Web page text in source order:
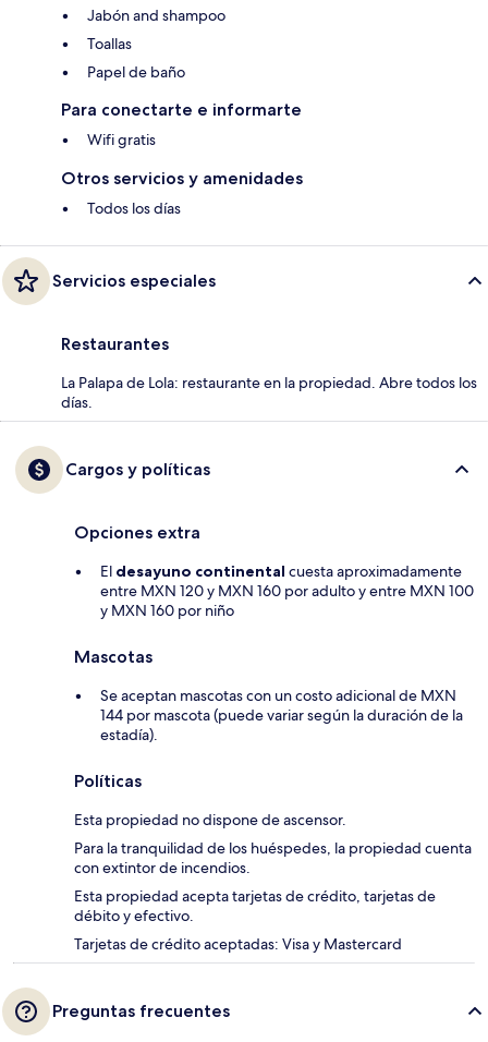
Jabón and shampoo
Toallas
Papel de baño
Para conectarte e informarte
Wifi gratis
Otros servicios y amenidades
Todos los días
Servicios especiales
Restaurantes
La Palapa de Lola: restaurante en la propiedad. Abre todos los
días.
Cargos y políticas
Opciones extra
El desayuno continental cuesta aproximadamente
entre MXN 120 y MXN 160 por adulto y entre MXN 100
y MXN 160 por niño
Mascotas
Se aceptan mascotas con un costo adicional de MXN
144 por mascota (puede variar según la duración de la
estadía).
Políticas
Esta propiedad no dispone de ascensor.
Para la tranquilidad de los huéspedes, la propiedad cuenta
con extintor de incendios.
Esta propiedad acepta tarjetas de crédito, tarjetas de
débito y efectivo.
Tarjetas de crédito aceptadas: Visa y Mastercard
Preguntas frecuentes